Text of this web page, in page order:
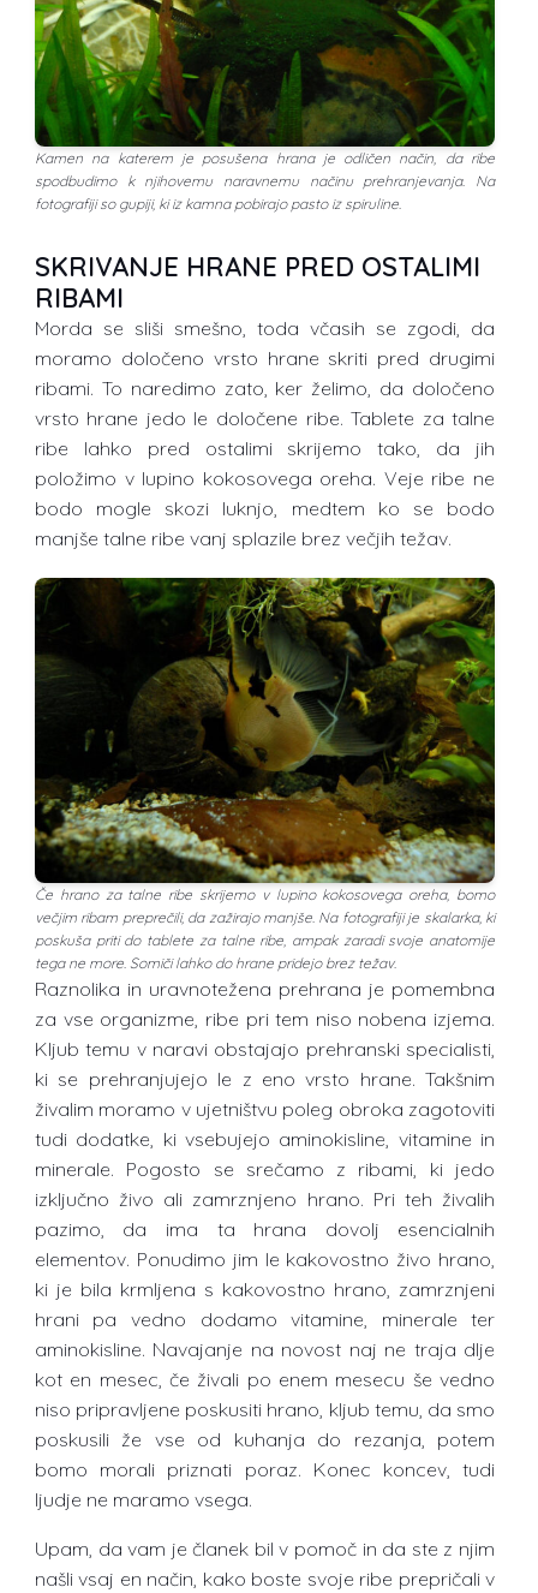
Kamen na katerem je posušena hrana je odličen način, da ribe
spodbudimo k njihovemu naravnemu načinu prehranjevanja. Na
fotografiji so gupiji, ki iz kamna pobirajo pasto iz spiruline.
SKRIVANJE HRANE PRED OSTALIMI
RIBAMI
Morda se sliši smešno, toda včasih se zgodi, da
moramo določeno vrsto hrane skriti pred drugimi
ribami. To naredimo zato, ker želimo, da določeno
vrsto hrane jedo le določene ribe. Tablete za talne
ribe lahko pred ostalimi skrijemo tako, da jih
položimo v lupino kokosovega oreha. Veje ribe ne
bodo mogle skozi luknjo, medtem ko se bodo
manjše talne ribe vanj splazile brez večjih težav.
Če hrano za talne ribe skrijemo v lupino kokosovega oreha, bomo
večjim ribam preprečili, da zažirajo manjše. Na fotografiji je skalarka, ki
poskuša priti do tablete za talne ribe, ampak zaradi svoje anatomije
tega ne more. Somiči lahko do hrane pridejo brez težav.
Raznolika in uravnotežena prehrana je pomembna
za vse organizme, ribe pri tem niso nobena izjema.
Kljub temu v naravi obstajajo prehranski specialisti,
ki se prehranjujejo le z eno vrsto hrane. Takšnim
živalim moramo v ujetništvu poleg obroka zagotoviti
tudi dodatke, ki vsebujejo aminokisline, vitamine in
minerale. Pogosto se srečamo z ribami, ki jedo
izključno živo ali zamrznjeno hrano. Pri teh živalih
pazimo, da ima ta hrana dovolj esencialnih
elementov. Ponudimo jim le kakovostno živo hrano,
ki je bila krmljena s kakovostno hrano, zamrznjeni
hrani pa vedno dodamo vitamine, minerale ter
aminokisline. Navajanje na novost naj ne traja dlje
kot en mesec, če živali po enem mesecu še vedno
niso pripravljene poskusiti hrano, kljub temu, da smo
poskusili že vse od kuhanja do rezanja, potem
bomo morali priznati poraz. Konec koncev, tudi
ljudje ne maramo vsega.
Upam, da vam je članek bil v pomoč in da ste z njim
našli vsaj en način, kako boste svoje ribe prepričali v